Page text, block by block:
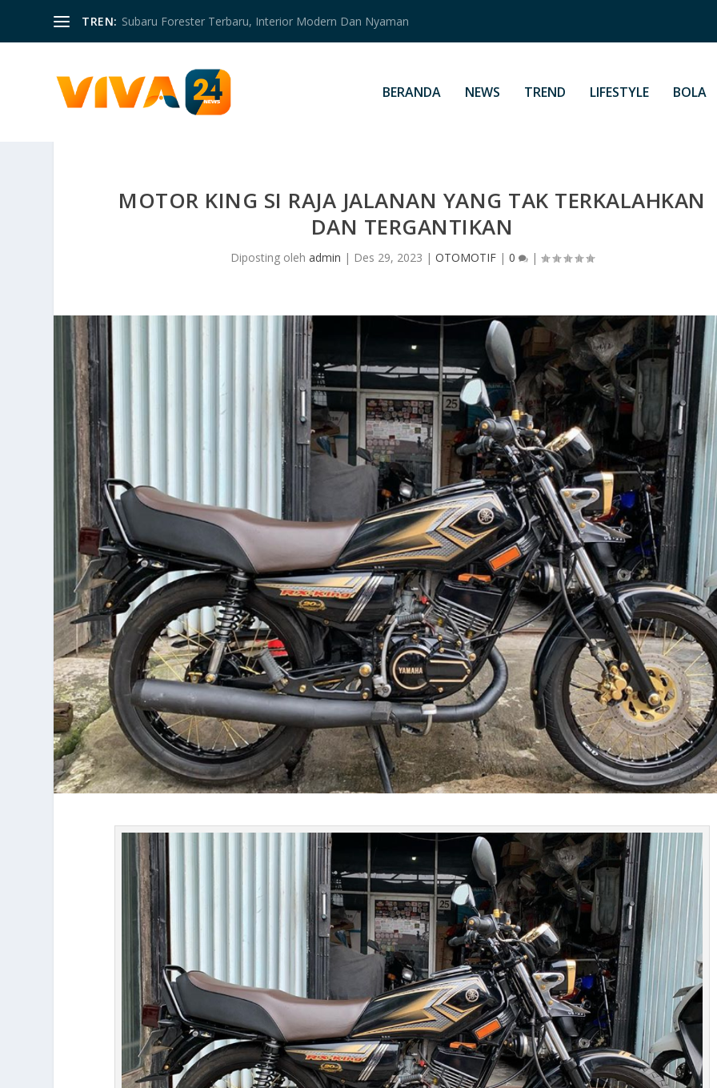
TREN: Subaru Forester Terbaru, Interior Modern Dan Nyaman
BERANDA NEWS TREND LIFESTYLE BOLA
MOTOR KING SI RAJA JALANAN YANG TAK TERKALAHKAN
DAN TERGANTIKAN
Diposting oleh admin | Des 29, 2023 | OTOMOTIF| 0 |